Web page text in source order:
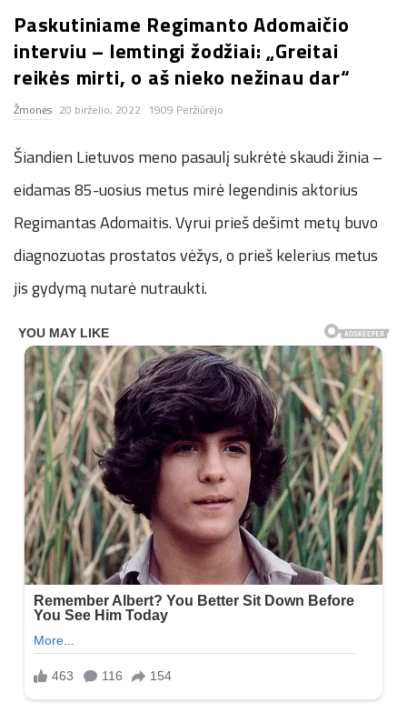
n
.
n
e
t
Paskutiniame Regimanto Adomaičio
interviu – lemtingi žodžiai: „Greitai
reikės mirti, o aš nieko nežinau dar“
Žmonės 20 birželio, 2022 1909 Peržiūrėjo
Šiandien Lietuvos meno pasaulį sukrėtė skaudi žinia –
eidamas 85-uosius metus mirė legendinis aktorius
Regimantas Adomaitis. Vyrui prieš dešimt metų buvo
diagnozuotas prostatos vėžys, o prieš kelerius metus
jis gydymą nutarė nutraukti.